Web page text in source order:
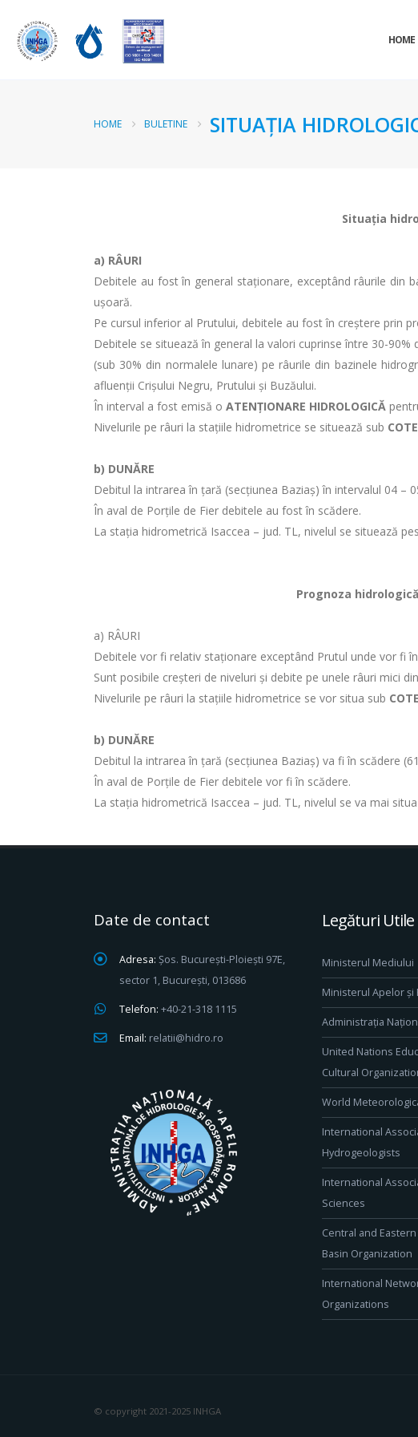
HOME
HOME BULETINE SITUAŢIA
Situaţia
a) RÂURI
Debitele au fost în general staționare, exceptând râurile din
ușoară.
Pe cursul inferior al Prutului, debitele au fost în creștere prin
Debitele se situează în general la valori cuprinse între 30-
(sub 30% din normalele lunare) pe râurile din bazinele
afluenții Crișului Negru, Prutului şi Buzăului.
În interval a fost emisă o ATENŢIONARE HIDROLOGICĂ
Nivelurile pe râuri la staţiile hidrometrice se situează sub
b) DUNĂRE
Debitul la intrarea în ţară (secţiunea Baziaş) în intervalul 04
În aval de Porţile de Fier debitele au fost în scădere.
La stația hidrometrică Isaccea – jud. TL, nivelul se situează
Prognoza
a) RÂURI
Debitele vor fi relativ staționare exceptând Prutul unde vor fi
Sunt posibile creşteri de niveluri şi debite pe unele râuri mici
Nivelurile pe râuri la staţiile hidrometrice se vor situa sub
b) DUNĂRE
Debitul la intrarea în ţară (secţiunea Baziaş) va fi în scădere
În aval de Porţile de Fier debitele vor fi în scădere.
La stația hidrometrică Isaccea – jud. TL, nivelul se va mai
Date de contact
Adresa: Șos. București-Ploiești 97E,
sector 1, București, 013686
Telefon: +40-21-318 1115
Email: relatii@hidro.ro
Legături Utile
Ministerul Mediului
Ministerul Apelor și
Administrația
United Nations
Cultural
World
International
Hydrogeologists
International
Sciences
Central and
Basin Organization
International
Organizations
© copyright 2021-2025 INHGA